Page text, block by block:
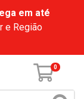
em até
e Região
0